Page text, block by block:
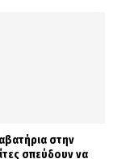
στην
σπεύδουν να